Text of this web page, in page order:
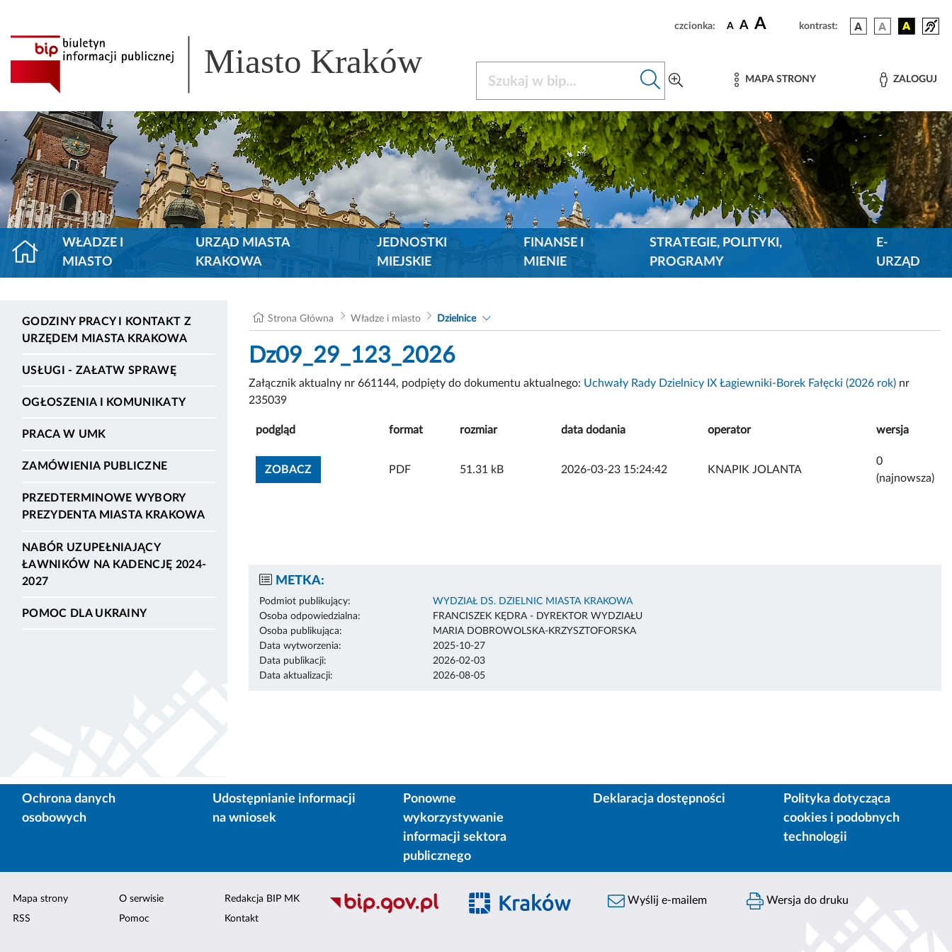
czcionka: A A A kontrast:
Miasto Kraków MAPA STRONY ZALOGUJ
WŁADZE I
MIASTO
URZĄD MIASTA
KRAKOWA
JEDNOSTKI
MIEJSKIE
FINANSE I
MIENIE
STRATEGIE, POLITYKI,
PROGRAMY
E-
URZĄD
GODZINY PRACY I KONTAKT Z
URZĘDEM MIASTA KRAKOWA
USŁUGI - ZAŁATW SPRAWĘ
OGŁOSZENIA I KOMUNIKATY
PRACA W UMK
ZAMÓWIENIA PUBLICZNE
PRZEDTERMINOWE WYBORY
PREZYDENTA MIASTA KRAKOWA
NABÓR UZUPEŁNIAJĄCY
ŁAWNIKÓW NA KADENCJĘ 2024-
2027
POMOC DLA UKRAINY
Strona Główna Władze i miasto Dzielnice
Dz09_29_123_2026
Załącznik aktualny nr 661144, podpięty do dokumentu aktualnego: Uchwały Rady Dzielnicy IX Łagiewniki-Borek Fałęcki (2026 rok) nr
235039
podgląd format rozmiar data dodania operator wersja
ZOBACZZOBACZ ZAŁĄCZNIK
PDF 51.31 kB 2026-03-23 15:24:42 KNAPIK JOLANTA
0
(najnowsza)
METKA:
Podmiot publikujący:
WYDZIAŁ DS. DZIELNIC MIASTA KRAKOWA
Osoba odpowiedzialna:
FRANCISZEK KĘDRA - DYREKTOR WYDZIAŁU
Osoba publikująca:
MARIA DOBROWOLSKA-KRZYSZTOFORSKA
Data wytworzenia:
2025-10-27
Data publikacji:
2026-02-03
Data aktualizacji:
2026-08-05
Ochrona danych
osobowych
Udostępnianie informacji
na wniosek
Ponowne
wykorzystywanie
informacji sektora
publicznego
Deklaracja dostępności
Polityka dotycząca
cookies i podobnych
technologii
Mapa strony
RSS
O serwisie
Pomoc
Redakcja BIP MK
Kontakt
Wyślij e-mailem Wersja do druku